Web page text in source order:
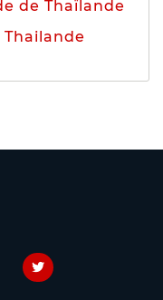
de Thaïlande
Thailande